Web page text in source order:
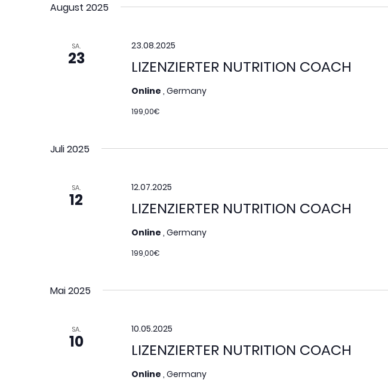
August 2025
SA.
23 LIZENZIERTER NUTRITION COACH
23.08.2025
Online , Germany
199,00€
Juli 2025
SA.
12 LIZENZIERTER NUTRITION COACH
12.07.2025
Online , Germany
199,00€
Mai 2025
SA.
10 LIZENZIERTER NUTRITION COACH
10.05.2025
Online , Germany